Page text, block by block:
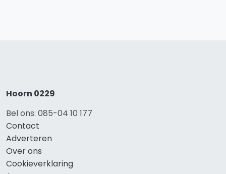
Hoorn 0229
Bel ons: 085-04 10 177
Contact
Adverteren
Over ons
Cookieverklaring